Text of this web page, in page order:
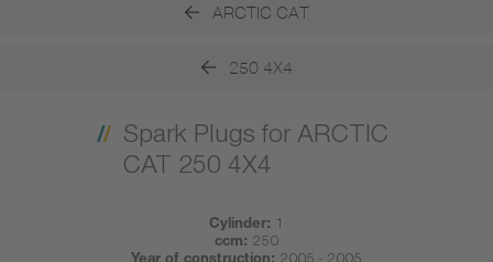
ARCTIC CAT
250 4X4
Spark Plugs for ARCTIC
CAT 250 4X4
Cylinder: 1
ccm: 250